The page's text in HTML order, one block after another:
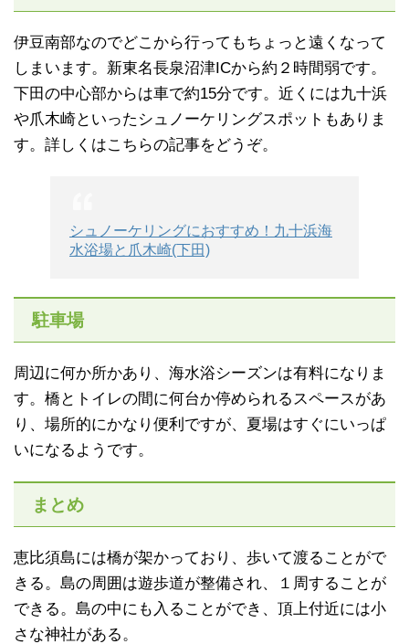
伊豆南部なのでどこから行ってもちょっと遠くなって
しまいます。新東名長泉沼津ICから約２時間弱です。
下田の中心部からは車で約15分です。近くには九十浜
や爪木崎といったシュノーケリングスポットもありま
す。詳しくはこちらの記事をどうぞ。
シュノーケリングにおすすめ！九十浜海
水浴場と爪木崎(下田)
駐車場
周辺に何か所かあり、海水浴シーズンは有料になりま
す。橋とトイレの間に何台か停められるスペースがあ
り、場所的にかなり便利ですが、夏場はすぐにいっぱ
いになるようです。
まとめ
恵比須島には橋が架かっており、歩いて渡ることがで
きる。島の周囲は遊歩道が整備され、１周することが
できる。島の中にも入ることができ、頂上付近には小
さな神社がある。